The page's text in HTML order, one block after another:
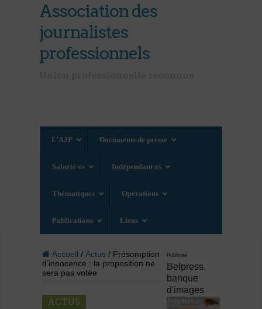
Association des
journalistes
professionnels
L’AJP Documents de presse
Salarié·es Indépendant·es
Thématiques Opérations
Publications Liens
Accueil / Actus/ Présomption
d’innocence : la proposition ne
sera pas votée
ACTUS
Publicité
Belpress,
banque
d'images